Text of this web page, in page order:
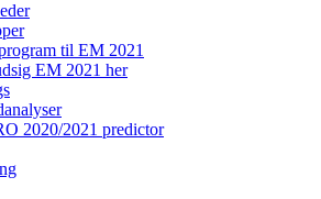
til EM 2021
EM 2021 her
2020/2021 predictor